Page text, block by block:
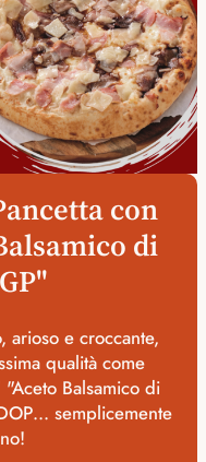
con
di
arioso e croccante,
qualità come
Balsamico di
semplicemente